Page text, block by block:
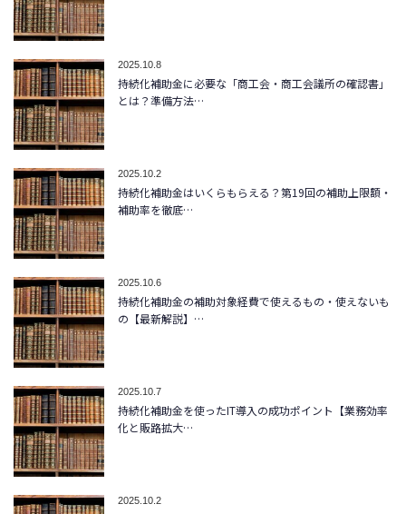
2025.10.8
持続化補助金に必要な「商工会・商工会議所の確認書」
とは？準備方法…
2025.10.2
持続化補助金はいくらもらえる？第19回の補助上限額・
補助率を徹底…
2025.10.6
持続化補助金の補助対象経費で使えるもの・使えないも
の【最新解説】…
2025.10.7
持続化補助金を使ったIT導入の成功ポイント【業務効率
化と販路拡大…
2025.10.2